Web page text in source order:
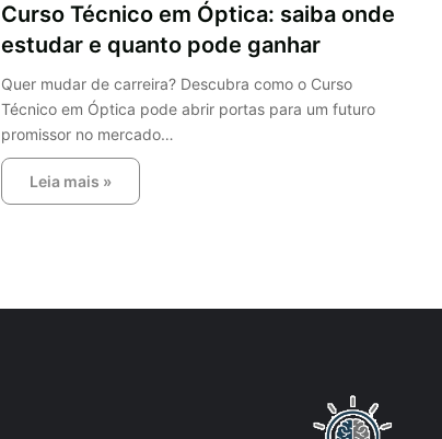
Curso Técnico em Óptica: saiba onde
estudar e quanto pode ganhar
Quer mudar de carreira? Descubra como o Curso
Técnico em Óptica pode abrir portas para um futuro
promissor no mercado…
Leia mais »